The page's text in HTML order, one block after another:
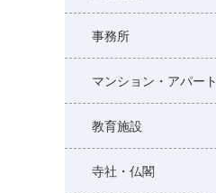
事務所
マンション・アパート
教育施設
寺社・仏閣